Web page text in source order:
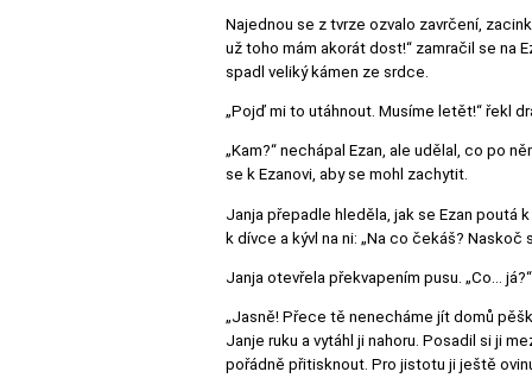
Najednou se z tvrze ozvalo zavrčení,
už toho mám akorát dost!“ zamračil se na
spadl veliký kámen ze srdce.
„Pojď mi to utáhnout. Musíme letět!“ řekl
„Kam?“ nechápal Ezan, ale udělal, co po
se k Ezanovi, aby se mohl zachytit.
Janja přepadle hleděla, jak se Ezan poutá
k dívce a kývl na ni: „Na co čekáš? Naskoč
Janja otevřela překvapením pusu. „Co…
„Jasně! Přece tě nenecháme jít domů
Janje ruku a vytáhl ji nahoru. Posadil si ji
pořádně přitisknout. Pro jistotu ji ještě